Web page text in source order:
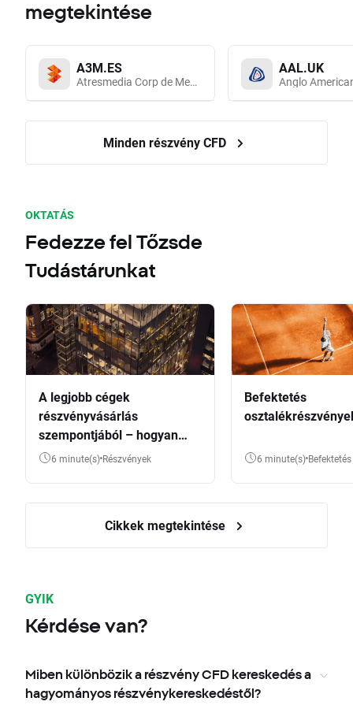
megtekintése
A3M.ES
Atresmedia Corp de Medios de Comunicacion SA
AAL.UK
Anglo
Minden részvény CFD
OKTATÁS
Fedezze fel Tőzsde
Tudástárunkat
A legjobb cégek
részvényvásárlás
szempontjából – hogyan
válasszunk?
6 minute(s) Részvények
Befektetés
6 minute(s) Befektetés
Cikkek megtekintése
GYIK
Kérdése van?
Miben különbözik a részvény CFD kereskedés a
hagyományos részvénykereskedéstől?